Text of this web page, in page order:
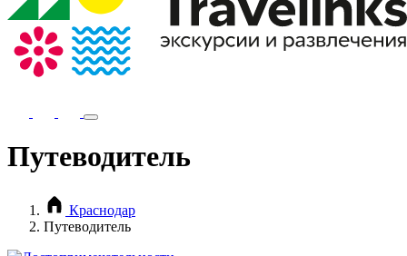
Путеводитель
Краснодар
Путеводитель